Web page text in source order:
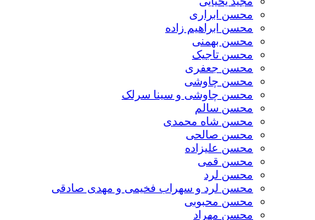
محسن ابراری
محسن ابراهیم زاده
محسن بهمنی
محسن تاجیک
محسن جعفری
محسن چاوشی
محسن چاوشی و سینا سرلک
محسن سالم
محسن شاه محمدی
محسن صالحی
محسن علیزاده
محسن قمی
محسن لرد
محسن لرد و سهراب فخیمی و مهدی صادقی
محسن محبوبی
محسن مهراد